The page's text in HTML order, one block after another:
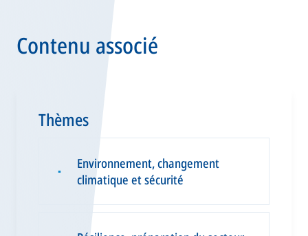
Contenu associé
Thèmes
▪
Environnement, changement
climatique et sécurité